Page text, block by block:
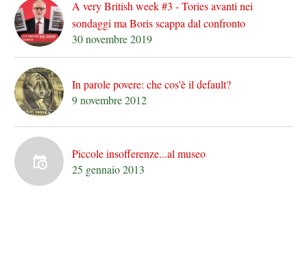
A very British week #3 - Tories avanti nei
sondaggi ma Boris scappa dal confronto
30 novembre 2019
In parole povere: che cos'è il default?
9 novembre 2012
Piccole insofferenze...al museo
25 gennaio 2013